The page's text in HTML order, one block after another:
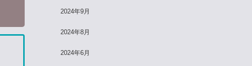
2024年9月
2024年8月
2024年6月